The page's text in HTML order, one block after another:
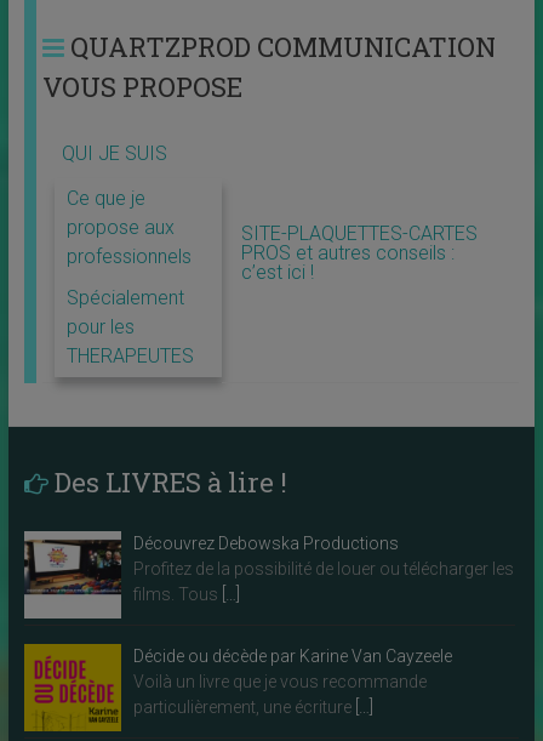
QUARTZPROD COMMUNICATION
VOUS PROPOSE
QUI JE SUIS
Ce que je
propose aux
professionnels
Spécialement
pour les
THERAPEUTES
SITE-PLAQUETTES-CARTES
PROS et autres conseils :
c’est ici !
Des LIVRES à lire !
Découvrez Debowska Productions
Profitez de la possibilité de louer ou télécharger les
films. Tous
Décide ou décède par Karine Van Cayzeele
Voilà un livre que je vous recommande
particulièrement, une écriture